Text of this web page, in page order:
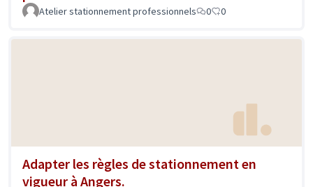
Atelier stationnement professionnels 0 0
Adapter les règles de stationnement en
vigueur à Angers.